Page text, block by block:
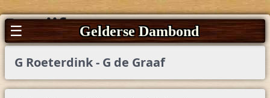
☰ Gelderse Dambond
Partijfragmenten
G Roeterdink - G de Graaf